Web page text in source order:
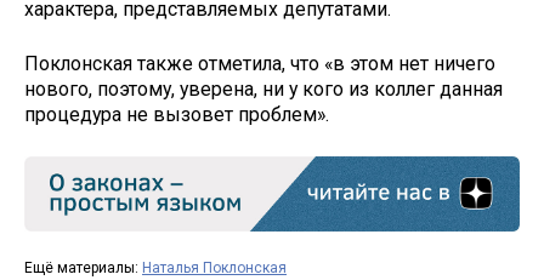
характера, представляемых депутатами.
Поклонская также отметила, что «в этом нет ничего
нового, поэтому, уверена, ни у кого из коллег данная
процедура не вызовет проблем».
Ещё материалы: Наталья Поклонская